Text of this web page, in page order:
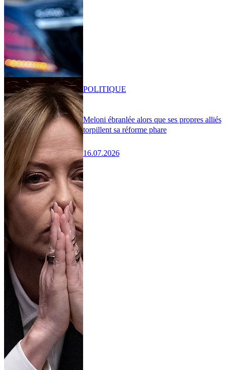
Meloni ébranlée alors que ses propres alliés
torpillent sa réforme phare
16.07.2026
POLITIQUE